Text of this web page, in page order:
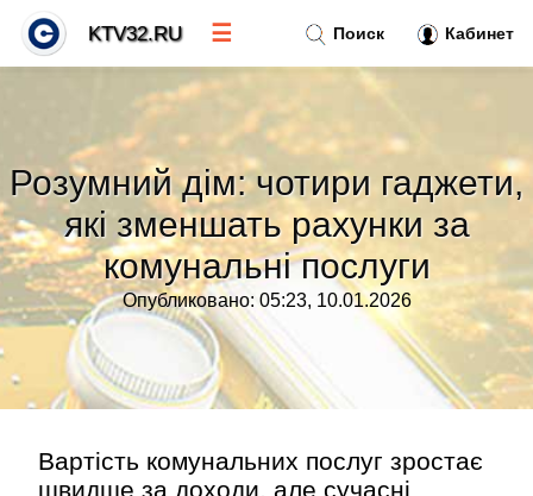
Розумний дім: чотири гаджети,
які зменшать рахунки за
комунальні послуги
Опубликовано: 05:23, 10.01.2026
Вартість комунальних послуг зростає
швидше за доходи, але сучасні
Поиск Кабинет
KTV32.RU ☰
Тренды новостей
Рубрики»
Правила
Контакт»